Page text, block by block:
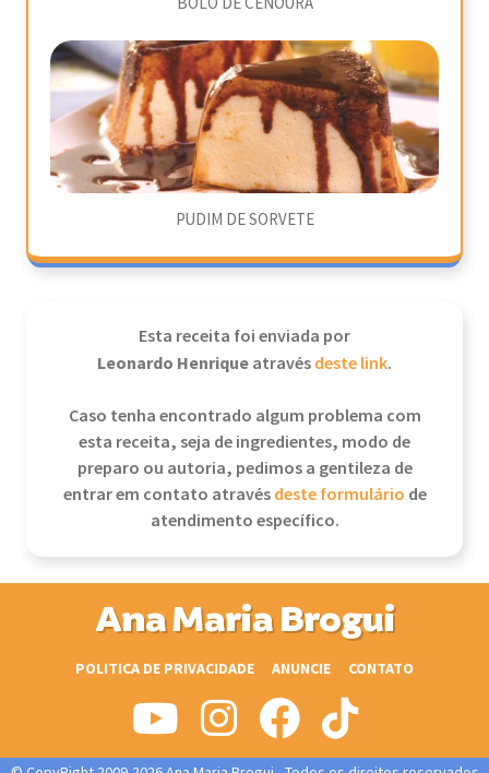
PUDIM DE SORVETE
Esta receita foi enviada por
Leonardo Henriqueatravésdeste link.
Caso tenha encontrado algum problema com
esta receita, seja de ingredientes, modo de
preparo ou autoria, pedimos a gentileza de
entrar em contato atravésdeste formulário de
atendimento específico.
Ana Maria Brogui
POLITICA DE PRIVACIDADE ANUNCIE CONTATO